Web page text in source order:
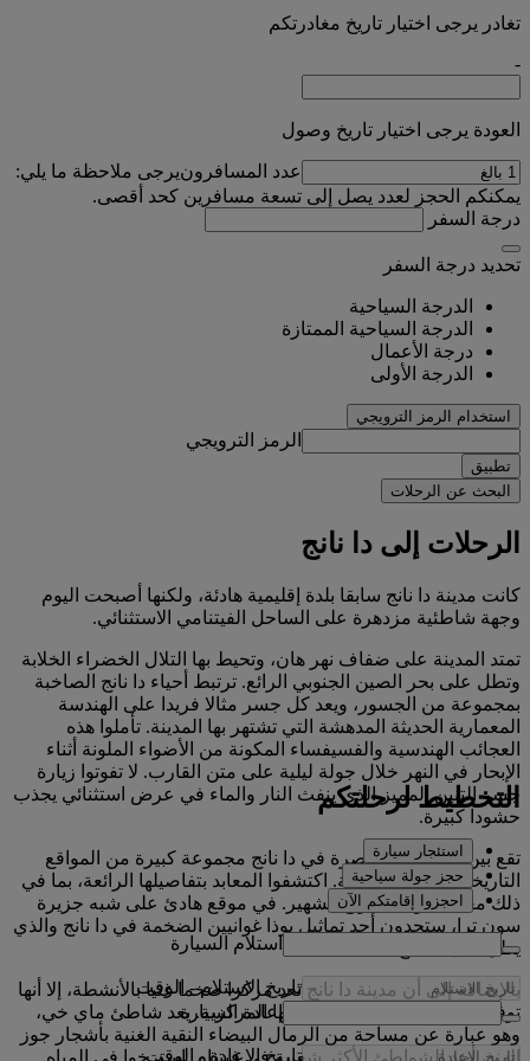
تغادر يرجى اختيار تاريخ مغادرتكم
-
العودة يرجى اختيار تاريخ وصول
عدد المسافرونيرجى ملاحظة ما يلي:
يمكنكم الحجز لعدد يصل إلى تسعة مسافرين كحد أقصى.
درجة السفر
تحديد درجة السفر
الدرجة السياحية
الدرجة السياحية الممتازة
درجة الأعمال
الدرجة الأولى
استخدام الرمز الترويجي
الرمز الترويجي
تطبيق
البحث عن الرحلات
الرحلات إلى دا نانج
كانت مدينة دا نانج سابقا بلدة إقليمية هادئة، ولكنها أصبحت اليوم
وجهة شاطئية مزدهرة على الساحل الفيتنامي الاستثنائي.
تمتد المدينة على ضفاف نهر هان، وتحيط بها التلال الخضراء الخلابة
وتطل على بحر الصين الجنوبي الرائع. ترتبط أحياء دا نانج الصاخبة
بمجموعة من الجسور، ويعد كل جسر مثالا فريدا على الهندسة
المعمارية الحديثة المدهشة التي تشتهر بها المدينة. تأملوا هذه
العجائب الهندسية والفسيفساء المكونة من الأضواء الملونة أثناء
الإبحار في النهر خلال جولة ليلية على متن القارب. لا تفوتوا زيارة
جسر التنين المميز الذي ينفث النار والماء في عرض استثنائي يجذب
حشودا كبيرة.
تقع بين المباني المعاصرة في دا نانج مجموعة كبيرة من المواقع
التاريخية والدينية الجذابة. اكتشفوا المعابد بتفاصيلها الرائعة، بما في
ذلك معبد تشوا لينه أونغ الشهير. في موقع هادئ على شبه جزيرة
سون ترا، ستجدون أحد تماثيل بوذا غوانيين الضخمة في دا نانج والذي
يطل على الخليج.
بالإضافة إلى أن مدينة دا نانج تعد مركزا ضخما غنيا بالأنشطة، إلا أنها
توفر ملاذا مثاليا على عتبة أحيائها المركزية. يعد شاطئ ماي خي،
وهو عبارة عن مساحة من الرمال البيضاء النقية الغنية بأشجار جوز
الهند، أحد الشواطئ الأكثر شعبية في فيتنام. استرخوا في المياه
التخطيط لرحلتكم
استئجار سيارة
حجز جولة سياحية
احجزوا إقامتكم الآن
استلام السيارة
تاريخ الاستلام - الوقت
إعادة السيارة
تاريخ الإعادة - الوقت